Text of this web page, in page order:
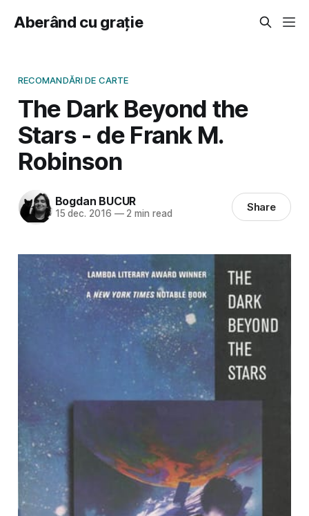
Aberând cu grație
RECOMANDĂRI DE CARTE
The Dark Beyond the
Stars - de Frank M.
Robinson
Bogdan BUCUR
15 dec. 2016 —2 min read Share